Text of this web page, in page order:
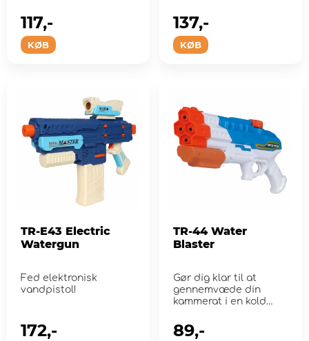
d...
KØB
117,-
KØB
137,-
TR-E43 Electric
Watergun
Fed elektronisk
vandpistol!
172,-
TR-44 Water
Blaster
Gør dig klar til at
gennemvæde din
kammerat i en kold
89,-